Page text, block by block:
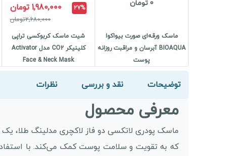
0 تومان
ماسک ورقه‌ای صورت بیواکوا
BIOAQUA آبرسان و مراقبت روزانه
پوست
27% 1,980,000 تومان
2,680,000تومان
شیت ماسک کربوکسی تراپی
کلینیکر CO2 مدل Activator
Face & Neck Mask
توضیحات نقد و بررسی نظرات
معرفی محصول
ماسک پودری لاتکسی دو فاز لاکچری مدلینگ طلا،
که به تقویت و سلامت پوست کمک می‌کند. با